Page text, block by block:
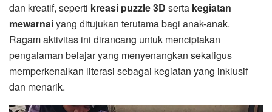
dan kreatif, seperti kreasi puzzle 3D serta kegiatan
mewarnaiyang ditujukan terutama bagi anak-anak.
Ragam aktivitas ini dirancang untuk menciptakan
pengalaman belajar yang menyenangkan sekaligus
memperkenalkan literasi sebagai kegiatan yang inklusif
dan menarik.